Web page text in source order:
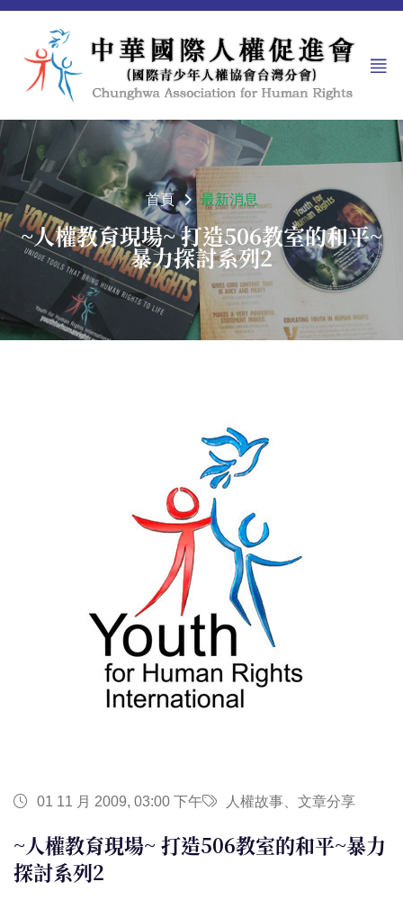
首頁 最新消息
~人權教育現場~ 打造506教室的和平~
暴力探討系列2
01 11 月 2009, 03:00 下午 人權故事、文章分享
~人權教育現場~ 打造506教室的和平~暴力
探討系列2